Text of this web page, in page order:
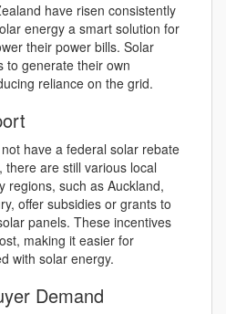
have risen consistently
energy a smart solution for
their power bills. Solar
to generate their own
reliance on the grid.
have a federal solar rebate
are still various local
regions, such as Auckland,
offer subsidies or grants to
panels. These incentives
making it easier for
with solar energy.
Demand